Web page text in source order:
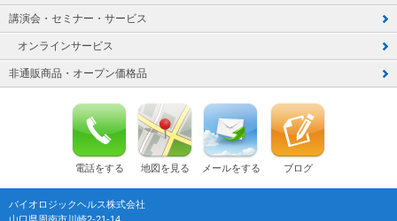
講演会・セミナー・サービス
オンラインサービス
非通販商品・オープン価格品
電話をする 地図を見る メールをする ブログ
バイオロジックヘルス株式会社